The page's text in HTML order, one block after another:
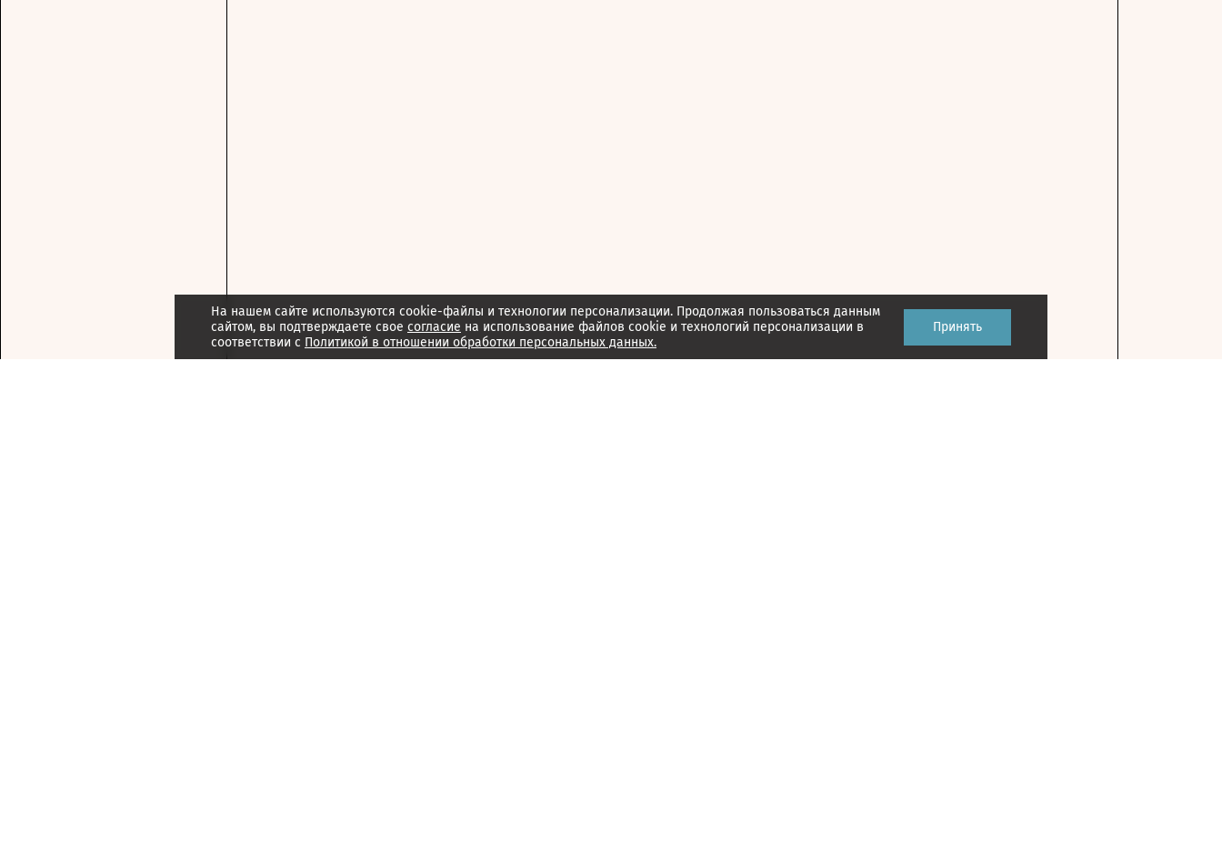
На нашем сайте используются cookie-файлы и технологии персонализации. Продолжая пользоваться данным
сайтом, вы подтверждаете свое согласие на использование файлов cookie и технологий персонализации в
соответствии с Политикой в отношении обработки персональных данных.
Принять